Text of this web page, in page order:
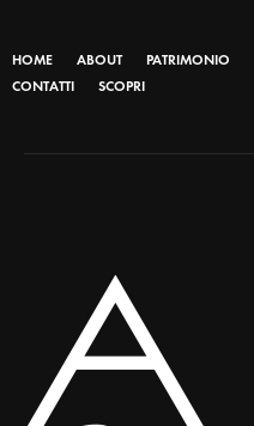
HOME ABOUT PATRIMONIO
CONTATTI
SCOPRI